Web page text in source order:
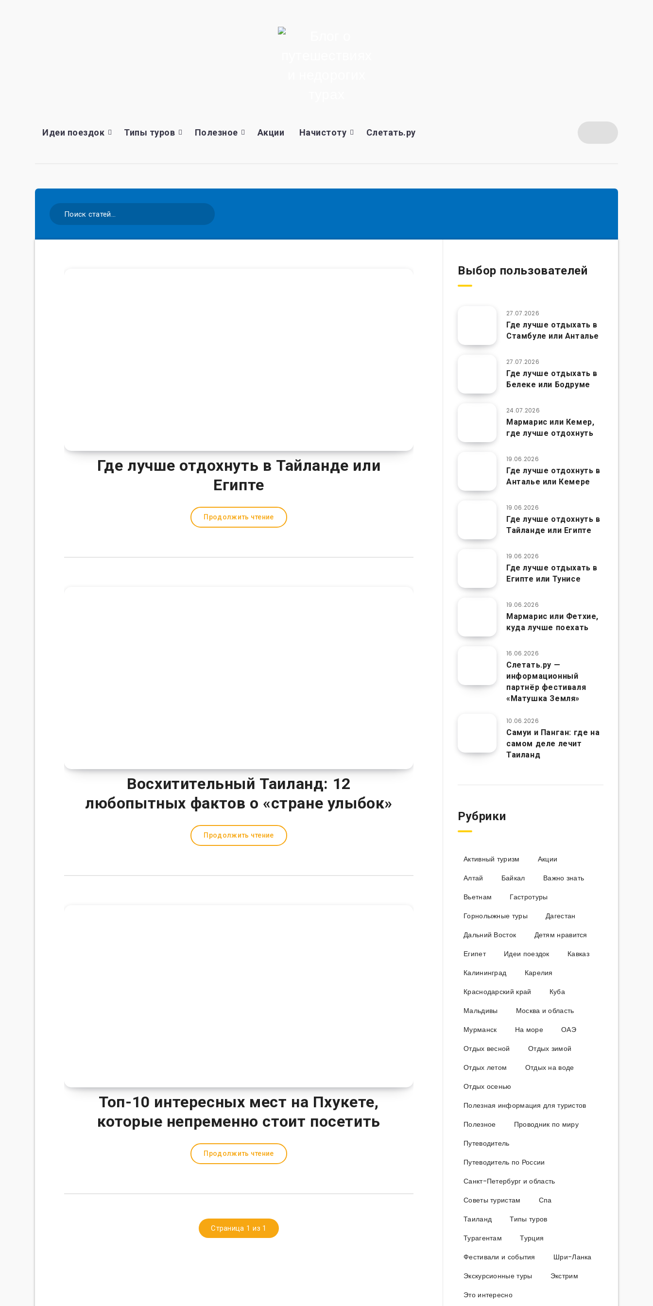
Идеи поездок Типы туров Полезное Акции Начистоту Слетать.ру
Где лучше отдохнуть в Тайланде или
Египте
Продолжить чтение
Восхитительный Таиланд: 12
любопытных фактов о «стране улыбок»
Продолжить чтение
Топ-10 интересных мест на Пхукете,
которые непременно стоит посетить
Продолжить чтение
Страница 1 из 1
Выбор пользователей
27.07.2026
Где лучше отдыхать в
Стамбуле или Анталье
27.07.2026
Где лучше отдыхать в
Белеке или Бодруме
24.07.2026
Мармарис или Кемер,
где лучше отдохнуть
19.06.2026
Где лучше отдохнуть в
Анталье или Кемере
19.06.2026
Где лучше отдохнуть в
Тайланде или Египте
19.06.2026
Где лучше отдыхать в
Египте или Тунисе
19.06.2026
Мармарис или Фетхие,
куда лучше поехать
16.06.2026
Слетать.ру —
информационный
партнёр фестиваля
«Матушка Земля»
10.06.2026
Самуи и Панган: где на
самом деле лечит
Таиланд
Рубрики
Активный туризм
Акции
Алтай
Байкал
Важно знать
Вьетнам
Гастротуры
Горнолыжные туры
Дагестан
Дальний Восток
Детям нравится
Египет
Идеи поездок
Кавказ
Калининград
Карелия
Краснодарский край
Куба
Мальдивы
Москва и область
Мурманск
На море
ОАЭ
Отдых весной
Отдых зимой
Отдых летом
Отдых на воде
Отдых осенью
Полезная информация для туристов
Полезное
Проводник по миру
Путеводитель
Путеводитель по России
Санкт-Петербург и область
Советы туристам
Спа
Таиланд
Типы туров
Турагентам
Турция
Фестивали и события
Шри-Ланка
Экскурсионные туры
Экстрим
Это интересно